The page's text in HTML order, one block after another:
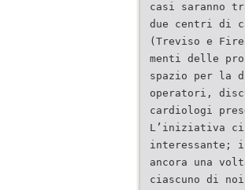
casi saranno
due centri di
(Treviso e
menti delle
spazio per la
operatori,
cardiologi
L’iniziativa ci
interessante; il
ancora una
ciascuno di